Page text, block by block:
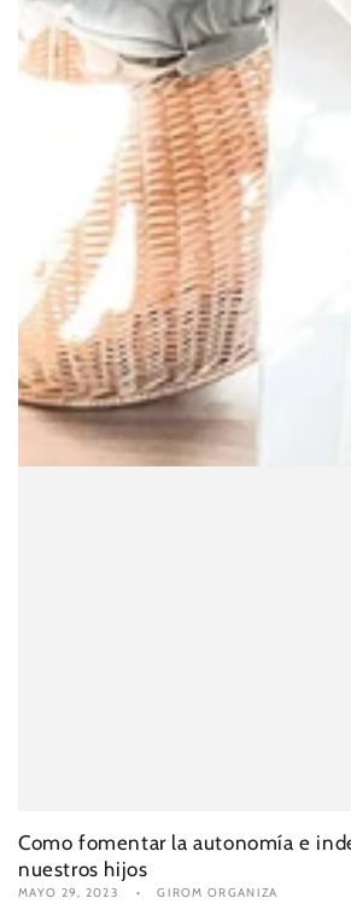
Como fomentar la autonomía e
nuestros hijos
MAYO 29, 2023 GIROM ORGANIZA